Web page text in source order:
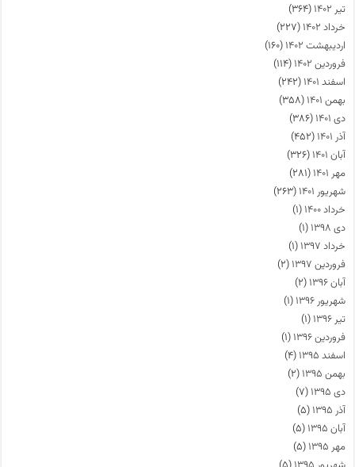
تیر ۱۴۰۲
(۳۶۴)
خرداد ۱۴۰۲
(۲۲۷)
اردیبهشت ۱۴۰۲
(۱۶۰)
فروردین ۱۴۰۲
(۱۱۴)
اسفند ۱۴۰۱
(۲۴۲)
بهمن ۱۴۰۱
(۳۵۸)
دی ۱۴۰۱
(۳۸۶)
آذر ۱۴۰۱
(۴۵۲)
آبان ۱۴۰۱
(۳۲۶)
مهر ۱۴۰۱
(۲۸۱)
شهریور ۱۴۰۱
(۲۶۳)
خرداد ۱۴۰۰
(۱)
دی ۱۳۹۸
(۱)
خرداد ۱۳۹۷
(۱)
فروردین ۱۳۹۷
(۲)
آبان ۱۳۹۶
(۲)
شهریور ۱۳۹۶
(۱)
تیر ۱۳۹۶
(۱)
فروردین ۱۳۹۶
(۱)
اسفند ۱۳۹۵
(۴)
بهمن ۱۳۹۵
(۲)
دی ۱۳۹۵
(۷)
آذر ۱۳۹۵
(۵)
آبان ۱۳۹۵
(۵)
مهر ۱۳۹۵
(۵)